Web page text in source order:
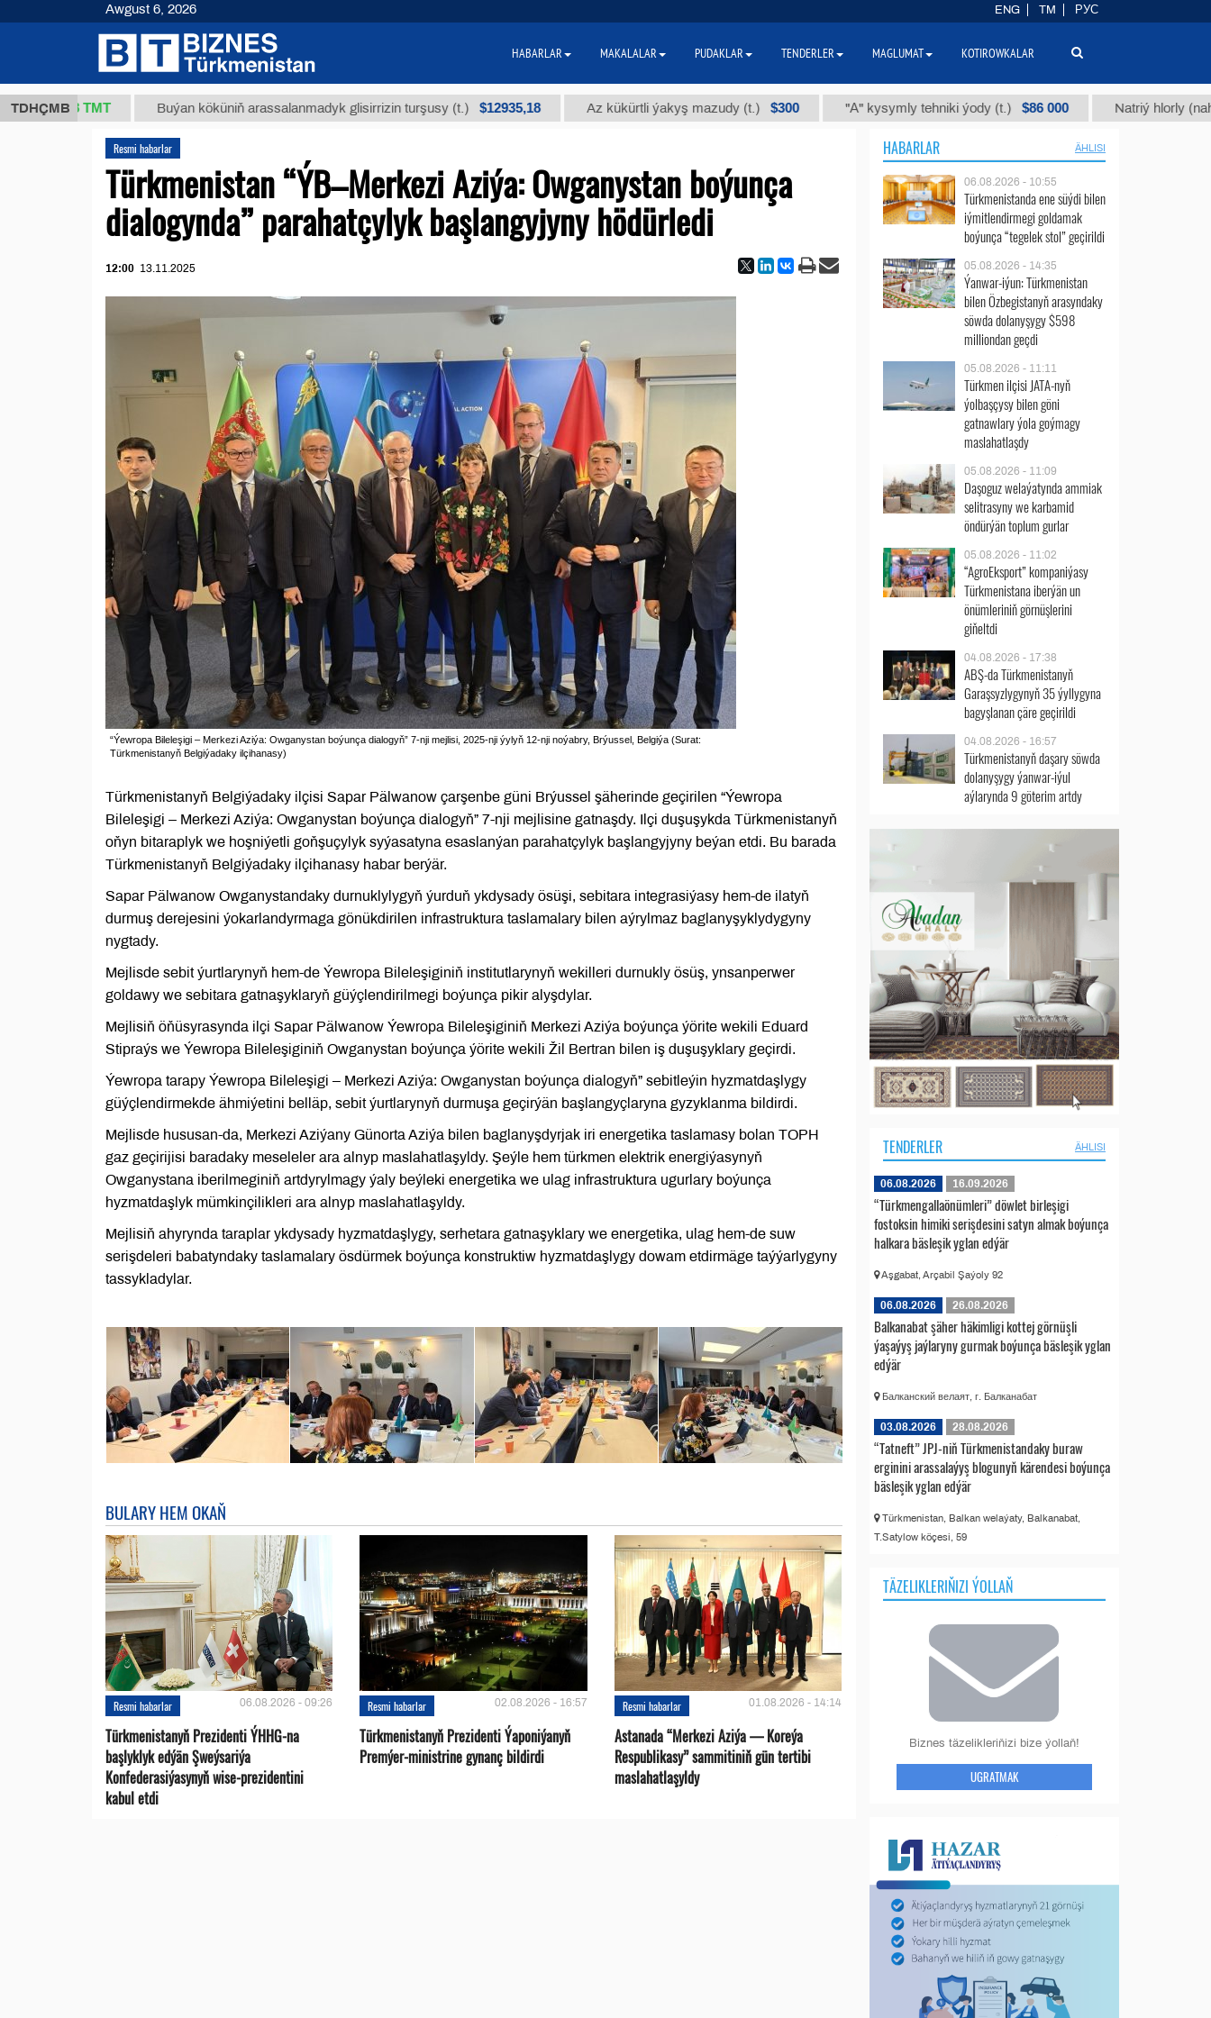
TDHÇMB
37,8 ТМТ Buýan köküniň arassalanmadyk glisirrizin turşusy (t.) $12935,18 Az kükürtli ýakyş mazudy (t.) $300 "А" kysymly tehniki ýody (t.) $86 000 Natriý hlorly (nahar
Resmi habarlar
Türkmenistan “ÝB–Merkezi Aziýa: Owganystan boýunça
dialogynda” parahatçylyk başlangyjyny hödürledi
12:00 13.11.2025
“Ýewropa Bileleşigi – Merkezi Aziýa: Owganystan boýunça dialogyň” 7-nji mejlisi, 2025-nji ýylyň 12-nji noýabry, Brýussel, Belgiýa (Surat:
Türkmenistanyň Belgiýadaky ilçihanasy)
Türkmenistanyň Belgiýadaky ilçisi Sapar Pälwanow çarşenbe güni Brýussel şäherinde geçirilen “Ýewropa
Bileleşigi – Merkezi Aziýa: Owganystan boýunça dialogyň” 7-nji mejlisine gatnaşdy. Ilçi duşuşykda Türkmenistanyň
oňyn bitaraplyk we hoşniýetli goňşuçylyk syýasatyna esaslanýan parahatçylyk başlangyjyny beýan etdi. Bu barada
Türkmenistanyň Belgiýadaky ilçihanasy habar berýär.
Sapar Pälwanow Owganystandaky durnuklylygyň ýurduň ykdysady ösüşi, sebitara integrasiýasy hem-de ilatyň
durmuş derejesini ýokarlandyrmaga gönükdirilen infrastruktura taslamalary bilen aýrylmaz baglanyşyklydygyny
nygtady.
Mejlisde sebit ýurtlarynyň hem-de Ýewropa Bileleşiginiň institutlarynyň wekilleri durnukly ösüş, ynsanperwer
goldawy we sebitara gatnaşyklaryň güýçlendirilmegi boýunça pikir alyşdylar.
Mejlisiň öňüsyrasynda ilçi Sapar Pälwanow Ýewropa Bileleşiginiň Merkezi Aziýa boýunça ýörite wekili Eduard
Stipraýs we Ýewropa Bileleşiginiň Owganystan boýunça ýörite wekili Žil Bertran bilen iş duşuşyklary geçirdi.
Ýewropa tarapy Ýewropa Bileleşigi – Merkezi Aziýa: Owganystan boýunça dialogyň” sebitleýin hyzmatdaşlygy
güýçlendirmekde ähmiýetini belläp, sebit ýurtlarynyň durmuşa geçirýän başlangyçlaryna gyzyklanma bildirdi.
Mejlisde hususan-da, Merkezi Aziýany Günorta Aziýa bilen baglanyşdyrjak iri energetika taslamasy bolan TOPH
gaz geçirijisi baradaky meseleler ara alnyp maslahatlaşyldy. Şeýle hem türkmen elektrik energiýasynyň
Owganystana iberilmeginiň artdyrylmagy ýaly beýleki energetika we ulag infrastruktura ugurlary boýunça
hyzmatdaşlyk mümkinçilikleri ara alnyp maslahatlaşyldy.
Mejlisiň ahyrynda taraplar ykdysady hyzmatdaşlygy, serhetara gatnaşyklary we energetika, ulag hem-de suw
serişdeleri babatyndaky taslamalary ösdürmek boýunça konstruktiw hyzmatdaşlygy dowam etdirmäge taýýarlygyny
tassykladylar.
BULARY HEM OKAŇ
Resmi habarlar 06.08.2026 - 09:26
Türkmenistanyň Prezidenti ÝHHG-na
başlyklyk edýän Şweýsariýa
Konfederasiýasynyň wise-prezidentini
kabul etdi
Resmi habarlar 02.08.2026 - 16:57
Türkmenistanyň Prezidenti Ýaponiýanyň
Premýer-ministrine gynanç bildirdi
Resmi habarlar 01.08.2026 - 14:14
Astanada “Merkezi Aziýa — Koreýa
Respublikasy” sammitiniň gün tertibi
maslahatlaşyldy
HABARLAR ÄHLISI
06.08.2026 - 10:55
Türkmenistanda ene süýdi bilen
iýmitlendirmegi goldamak
boýunça “tegelek stol” geçirildi
05.08.2026 - 14:35
Ýanwar-iýun: Türkmenistan
bilen Özbegistanyň arasyndaky
söwda dolanyşygy $598
milliondan geçdi
05.08.2026 - 11:11
Türkmen ilçisi JATA-nyň
ýolbaşçysy bilen göni
gatnawlary ýola goýmagy
maslahatlaşdy
05.08.2026 - 11:09
Daşoguz welaýatynda ammiak
selitrasyny we karbamid
öndürýän toplum gurlar
05.08.2026 - 11:02
“AgroEksport” kompaniýasy
Türkmenistana iberýän un
önümleriniň görnüşlerini
giňeltdi
04.08.2026 - 17:38
ABŞ-da Türkmenistanyň
Garaşsyzlygynyň 35 ýyllygyna
bagyşlanan çäre geçirildi
04.08.2026 - 16:57
Türkmenistanyň daşary söwda
dolanyşygy ýanwar-iýul
aýlarynda 9 göterim artdy
TENDERLER ÄHLISI
06.08.2026 16.09.2026
“Türkmengallaönümleri” döwlet birleşigi
fostoksin himiki serişdesini satyn almak boýunça
halkara bäsleşik yglan edýär
Aşgabat, Arçabil Şaýoly 92
06.08.2026 26.08.2026
Balkanabat şäher häkimligi kottej görnüşli
ýaşaýyş jaýlaryny gurmak boýunça bäsleşik yglan
edýär
Балканский велаят, г. Балканабат
03.08.2026 28.08.2026
“Tatneft” JPJ-niň Türkmenistandaky buraw
erginini arassalaýyş blogunyň kärendesi boýunça
bäsleşik yglan edýär
Türkmenistan, Balkan welaýaty, Balkanabat,
T.Satylow köçesi, 59
TÄZELIKLERIŇIZI ÝOLLAŇ
Biznes täzelikleriňizi bize ýollaň!
UGRATMAK
Awgust 6, 2026 ENG TM РУС
HABARLAR MAKALALAR PUDAKLAR TENDERLER MAGLUMAT KOTIROWKALAR